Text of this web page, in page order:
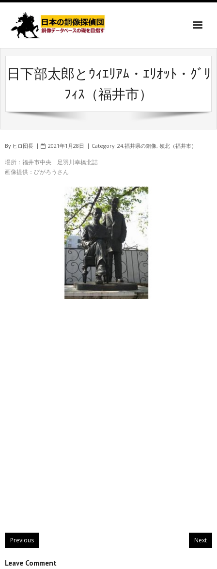
日下部太郎とｳｨｴﾘｱﾑ・ｴﾘｵｯﾄ・ｸﾞﾘ
ﾌｨｽ（福井市）
By ヒロ団長 2021年1月28日 Category: 24.福井県の銅像, 嶺北（福井市）
場所：福井市中央 足羽川幸橋北詰
画像提供：びがろうさん
Previous Next
Leave Comment